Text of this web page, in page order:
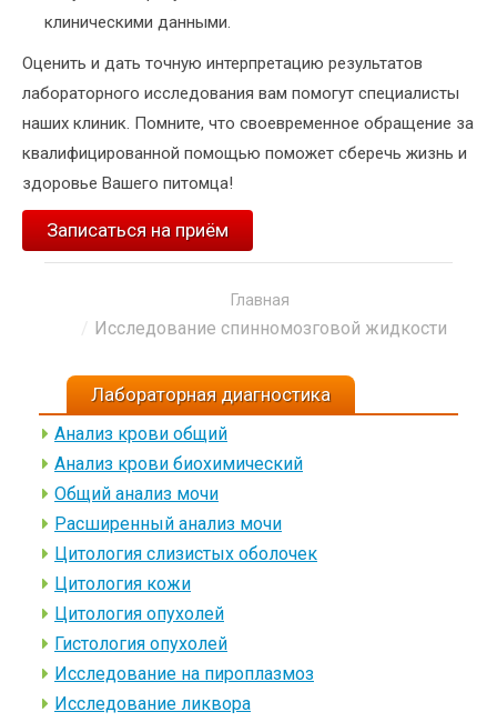
клиническими данными.
Оценить и дать точную интерпретацию результатов
лабораторного исследования вам помогут специалисты
наших клиник. Помните, что своевременное обращение за
квалифицированной помощью поможет сберечь жизнь и
здоровье Вашего питомца!
Записаться на приём
Главная
Исследование спинномозговой жидкости
Лабораторная диагностика
Анализ крови общий
Анализ крови биохимический
Общий анализ мочи
Расширенный анализ мочи
Цитология слизистых оболочек
Цитология кожи
Цитология опухолей
Гистология опухолей
Исследование на пироплазмоз
Исследование ликвора